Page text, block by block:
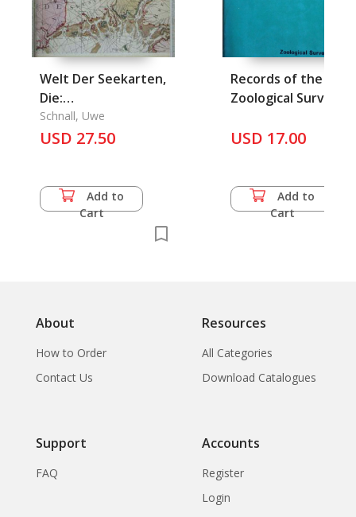
Welt Der Seekarten,
Die:
Sonderausstellungen
in Bremerhaven,
Abenra, Esbjerg,
Kolding, Sonderborg,
Schnall, Uwe
USD 27.50
Add to
Cart
Records of the
Zoological Survey of
pages 1-190
USD 17.00
Add to
Cart
About
How to Order
Contact Us
Resources
All Categories
Download Catalogues
Support
FAQ
Accounts
Register
Login